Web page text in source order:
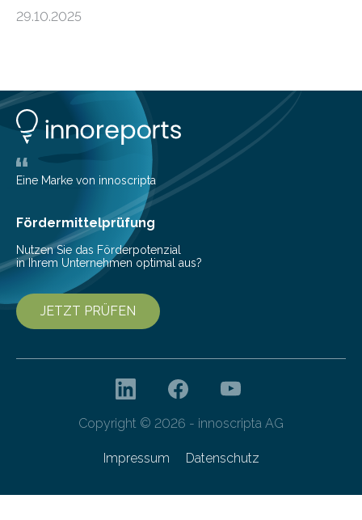
fünf Jahren erforschen, wie Bakterien auf
Insektenblume. Das Bundesministerium für Forschung,
Technologie und Raumfahrt (BMFTR) fördert das
Projekt im Rahmen der Nationalen
Bioökonomiestrategie mit rund 2,7 Millionen Euro.
Pestizide sind äußerst wichtig, um die globale
Ernährung zu sichern. Ohne sie besteht die weltweite
Gefahr erheblicher…
29.10.2025
Eine Marke von innoscripta
Fördermittelprüfung
Nutzen Sie das Förderpotenzial
in Ihrem Unternehmen optimal aus?
JETZT PRÜFEN
Copyright © 2026 - innoscripta AG
Impressum Datenschutz